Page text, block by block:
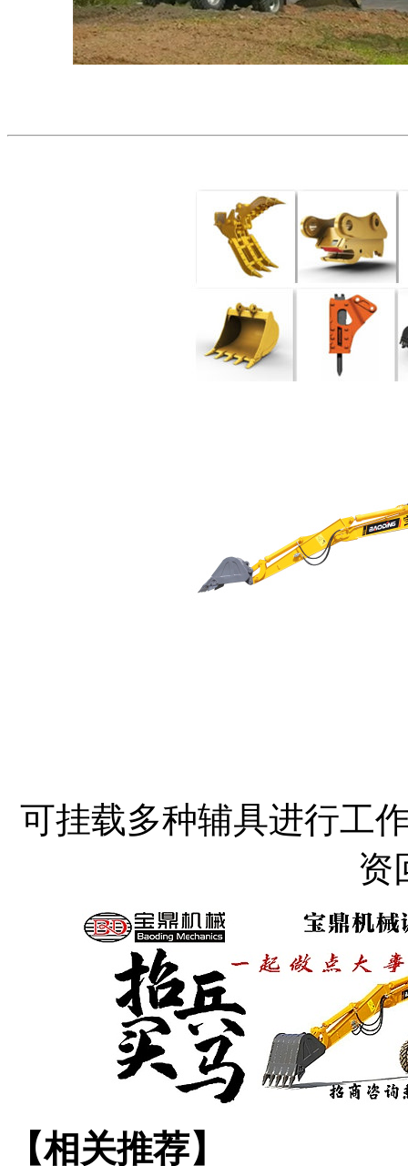
可挂载多种辅具进行工
资
【相关推荐】